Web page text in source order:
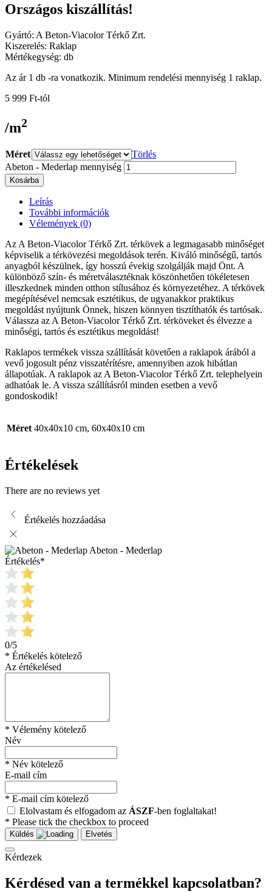
Országos kiszállítás!
Gyártó: A Beton-Viacolor Térkő Zrt.
Kiszerelés: Raklap
Mértékegység: db
Az ár 1 db -ra vonatkozik. Minimum rendelési mennyiség 1 raklap.
5 999 Ft-tól
/m2
Méret
Törlés
Abeton - Mederlap mennyiség
Kosárba
Leírás
További információk
Vélemények (0)
Az A Beton-Viacolor Térkő Zrt. térkövek a legmagasabb minőséget
képviselik a térkövezési megoldások terén. Kiváló minőségű, tartós
anyagból készülnek, így hosszú évekig szolgálják majd Önt. A
különböző szín- és méretválasztéknak köszönhetően tökéletesen
illeszkednek minden otthon stílusához és környezetéhez. A térkövek
megépítésével nemcsak esztétikus, de ugyanakkor praktikus
megoldást nyújtunk Önnek, hiszen könnyen tisztíthatók és tartósak.
Válassza az A Beton-Viacolor Térkő Zrt. térköveket és élvezze a
minőségi, tartós és esztétikus megoldást!
Raklapos termékek vissza szállítását követően a raklapok árából a
vevő jogosult pénz visszatérítésre, amennyiben azok hibátlan
állapotúak. A raklapok az A Beton-Viacolor Térkő Zrt. telephelyein
adhatóak le. A vissza szállításról minden esetben a vevő
gondoskodik!
Méret 40x40x10 cm, 60x40x10 cm
Értékelések
There are no reviews yet
Értékelés hozzáadása
Abeton - Mederlap
Értékelés*
0/5
* Értékelés kötelező
Az értékelésed
* Vélemény kötelező
Név
* Név kötelező
E-mail cím
* E-mail cím kötelező
Elolvastam és elfogadom az ÁSZF-ben foglaltakat!
* Please tick the checkbox to proceed
Küldés Elvetés
Kérdezek
Kérdésed van a termékkel kapcsolatban?